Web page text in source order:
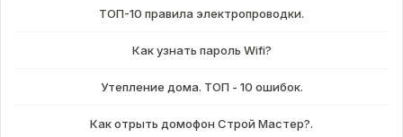
ТОП-10 правила электропроводки.
Как узнать пароль Wifi?
Утепление дома. ТОП - 10 ошибок.
Как отрыть домофон Строй Мастер?.